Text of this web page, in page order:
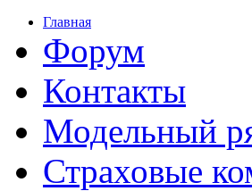
Главная
Форум
Контакты
Модельный
Страховые